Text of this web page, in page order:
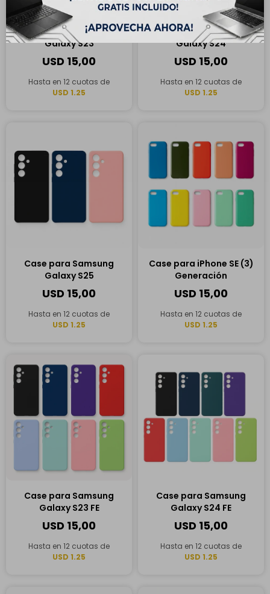
Case para Samsung
Galaxy S23
USD 15,00
Hasta en 12 cuotas de
USD 1.25
Case para Samsung
Galaxy S24
USD 15,00
Hasta en 12 cuotas de
USD 1.25
Case para Samsung
Galaxy S25
USD 15,00
Hasta en 12 cuotas de
USD 1.25
Case para iPhone SE (3)
Generación
USD 15,00
Hasta en 12 cuotas de
USD 1.25
Case para Samsung
Galaxy S23 FE
USD 15,00
Hasta en 12 cuotas de
USD 1.25
Case para Samsung
Galaxy S24 FE
USD 15,00
Hasta en 12 cuotas de
USD 1.25